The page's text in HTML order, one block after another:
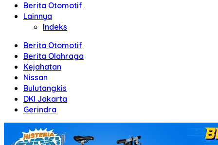
Berita Otomotif
Lainnya
Indeks
Berita Otomotif
Berita Olahraga
Kejahatan
Nissan
Bulutangkis
DKI Jakarta
Gerindra